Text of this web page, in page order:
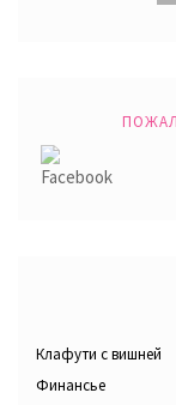
Клафути с вишней
Финансье